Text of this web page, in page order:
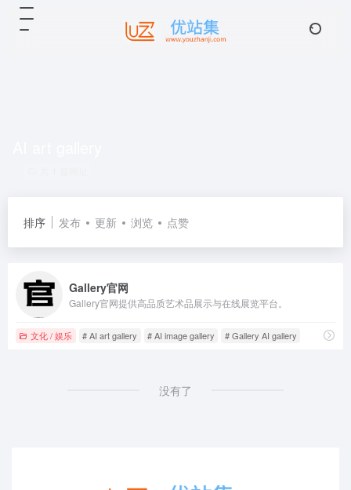
排序 发布 更新 浏览 点赞
Gallery官网
Gallery官网提供高品质艺术品展示与在线展览平台。
文化 / 娱乐 # AI art gallery # AI image gallery # Gallery AI gallery
没有了